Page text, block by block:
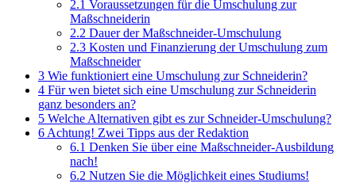
2.1 Voraussetzungen für die Umschulung zur
Maßschneiderin
2.2 Dauer der Maßschneider-Umschulung
2.3 Kosten und Finanzierung der Umschulung zum
Maßschneider
3 Wie funktioniert eine Umschulung zur Schneiderin?
4 Für wen bietet sich eine Umschulung zur Schneiderin
ganz besonders an?
5 Welche Alternativen gibt es zur Schneider-Umschulung?
6 Achtung! Zwei Tipps aus der Redaktion
6.1 Denken Sie über eine Maßschneider-Ausbildung
nach!
6.2 Nutzen Sie die Möglichkeit eines Studiums!